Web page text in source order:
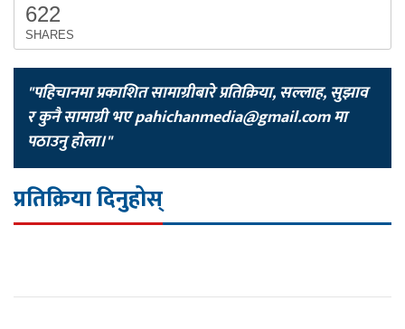
622
SHARES
"पहिचानमा प्रकाशित सामाग्रीबारे प्रतिक्रिया, सल्लाह, सुझाव
र कुनै सामाग्री भएpahichanmedia@gmail.comमा
पठाउनु होला।"
प्रतिक्रिया दिनुहोस्